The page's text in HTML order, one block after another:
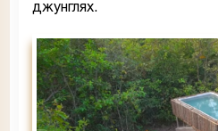
джунглях.